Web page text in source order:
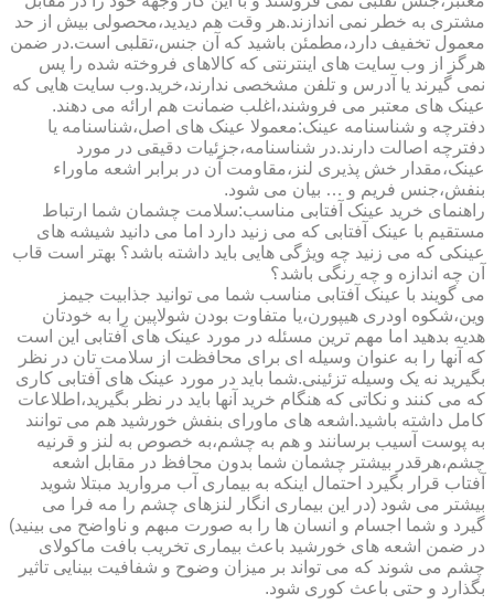
مشتری به خطر نمی اندازند.هر وقت هم دیدید،محصولی بیش از حد
معمول تخفیف دارد،مطمئن باشید که آن جنس،تقلبی است.در ضمن
هرگز از وب سایت های اینترنتی که کالاهای فروخته شده را پس
نمی گیرند یا آدرس و تلفن مشخصی ندارند،خرید.وب سایت هایی که
عینک های معتبر می فروشند،اغلب ضمانت هم ارائه می دهند.
دفترچه و شناسنامه عینک:معمولا عینک های اصل،شناسنامه یا
دفترچه اصالت دارند.در شناسنامه،جزئیات دقیقی در مورد
عینک،مقدار خش پذیری لنز،مقاومت آن در برابر اشعه ماوراء
بنفش،جنس فریم و … بیان می شود.
راهنمای خرید عینک آفتابی مناسب:سلامت چشمان شما ارتباط
مستقیم با عینک آفتابی که می زنید دارد اما می دانید شیشه های
عینکی که می زنید چه ویژگی هایی باید داشته باشد؟ بهتر است قاب
آن چه اندازه و چه رنگی باشد؟
می گویند با عینک آفتابی مناسب شما می توانید جذابیت جیمز
وین،شکوه اودری هیپورن،یا متفاوت بودن شولاپین را به خودتان
هدیه بدهید اما مهم ترین مسئله در مورد عینک های آفتابی این است
که آنها را به عنوان وسیله ای برای محافظت از سلامت تان در نظر
بگیرید نه یک وسیله تزئینی.شما باید در مورد عینک های آفتابی کاری
که می کنند و نکاتی که هنگام خرید آنها باید در نظر بگیرید،اطلاعات
کامل داشته باشید.اشعه های ماورای بنفش خورشید هم می توانند
به پوست آسیب برسانند و هم به چشم،به خصوص به لنز و قرنیه
چشم،هرقدر بیشتر چشمان شما بدون محافظ در مقابل اشعه
آفتاب قرار بگیرد احتمال اینکه به بیماری آب مروارید مبتلا شوید
بیشتر می شود (در این بیماری انگار لنزهای چشم را مه فرا می
گیرد و شما اجسام و انسان ها را به صورت مبهم و ناواضح می بینید)
در ضمن اشعه های خورشید باعث بیماری تخریب بافت ماکولای
چشم می شوند که می تواند بر میزان وضوح و شفافیت بینایی تاثیر
بگذارد و حتی باعث کوری شود.